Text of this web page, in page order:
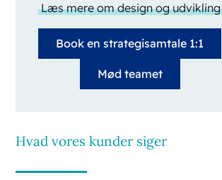
Læs mere om design og udvikling
Book en strategisamtale 1:1
Mød teamet
Hvad vores kunder siger